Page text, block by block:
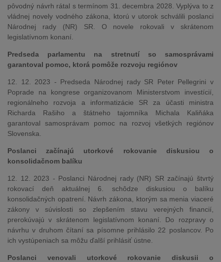
pôvodný návrh rátal s termínom 31. decembra 2028. Vyplýva to z
vládnej novely vodného zákona, ktorú v utorok schválili poslanci
Národnej rady (NR) SR. O novele rokovali v skrátenom
legislatívnom konaní.
Predseda parlamentu na stretnutí so samosprávami
garantoval pomoc, ktorá pomôže rozvoju regiónov
12. 12. 2023 - Predseda Národnej rady SR Peter Pellegrini v
Poprade na kongrese organizovanom Ministerstvom investícií,
regionálneho rozvoja a informatizácie SR za účasti ministra
Richarda Rašiho a štátneho tajomníka Michala Kaliňáka
garantoval samosprávam pomoc na rozvoj všetkých regiónov
Slovenska.
Poslanci začínajú utorkové rokovanie diskusiou o
konsolidačnom balíku
12. 12. 2023 - Poslanci Národnej rady (NR) SR začínajú štvrtý
rokovací deň aktuálnej 6. schôdze diskusiou o balíku
konsolidačných opatrení. Návrh zákona, ktorým sa menia viaceré
zákony v súvislosti so zlepšením stavu verejných financií,
prerokúvajú v skrátenom legislatívnom konaní. Do rozpravy o
návrhu v druhom čítaní sa písomne prihlásilo 22 poslancov. Po
ich vystúpeniach sa môžu ďalší prihlásiť ústne.
Poslanci venovali utorkové rokovanie diskusii o